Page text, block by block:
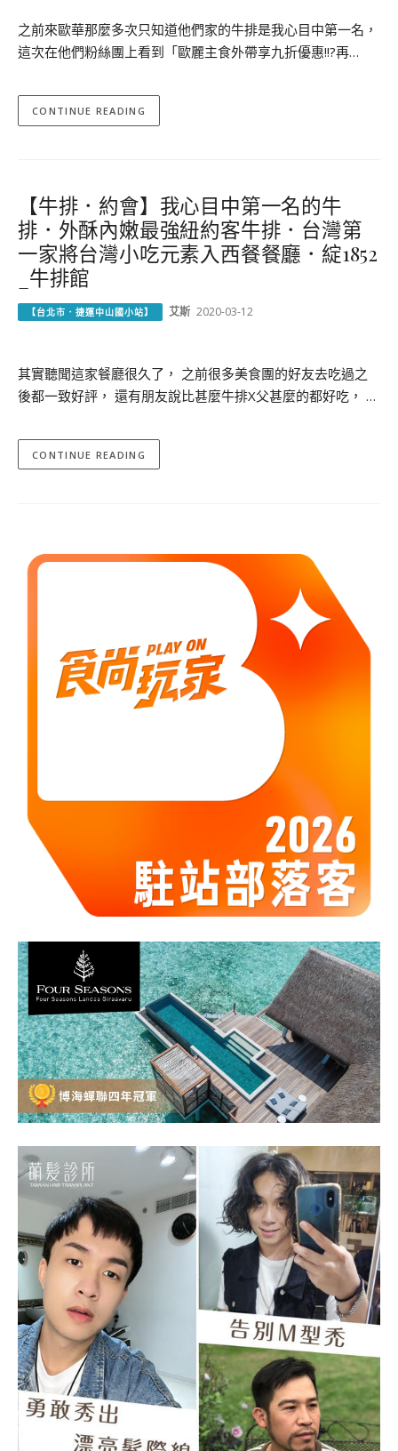
之前來歐華那麼多次只知道他們家的牛排是我心目中第一名，
這次在他們粉絲團上看到「歐麗主食外帶享九折優惠!!?再…
CONTINUE READING
【牛排．約會】我心目中第一名的牛
排．外酥內嫩最強紐約客牛排．台灣第
一家將台灣小吃元素入西餐餐廳．綻1852
_牛排館
【台北市．捷運中山國小站】 艾斯 2020-03-12
其實聽聞這家餐廳很久了， 之前很多美食團的好友去吃過之
後都一致好評， 還有朋友說比甚麼牛排X父甚麼的都好吃， …
CONTINUE READING